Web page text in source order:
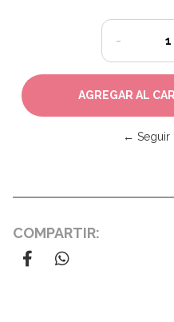
-
← Seguir
COMPARTIR: